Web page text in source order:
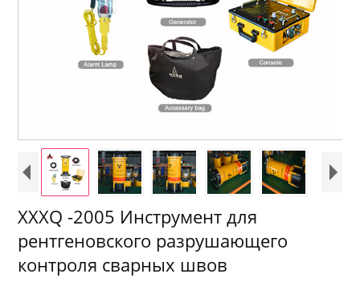
XXXQ -2005 Инструмент для
рентгеновского разрушающего
контроля сварных швов